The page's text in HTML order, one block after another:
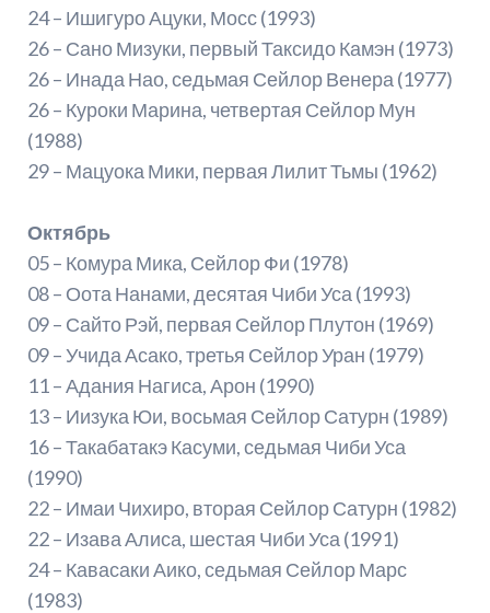
24 – Ишигуро Ацуки, Мосс (1993)
26 – Сано Мизуки, первый Таксидо Камэн (1973)
26 – Инада Нао, седьмая Сейлор Венера (1977)
26 – Куроки Марина, четвертая Сейлор Мун
(1988)
29 – Мацуока Мики, первая Лилит Тьмы (1962)
Октябрь
05 – Комура Мика, Сейлор Фи (1978)
08 – Оота Нанами, десятая Чиби Уса (1993)
09 – Сайто Рэй, первая Сейлор Плутон (1969)
09 – Учида Асако, третья Сейлор Уран (1979)
11 – Адания Нагиса, Арон (1990)
13 – Иизука Юи, восьмая Сейлор Сатурн (1989)
16 – Такабатакэ Касуми, седьмая Чиби Уса
(1990)
22 – Имаи Чихиро, вторая Сейлор Сатурн (1982)
22 – Изава Алиса, шестая Чиби Уса (1991)
24 – Кавасаки Аико, седьмая Сейлор Марс
(1983)